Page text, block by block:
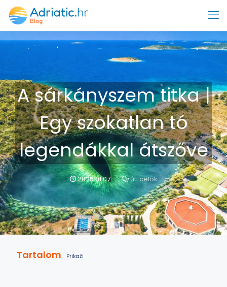
A sárkányszem titka |
Egy szokatlan tó
legendákkal átszőve
2025.01.07. úti célok
Tartalom Prikaži